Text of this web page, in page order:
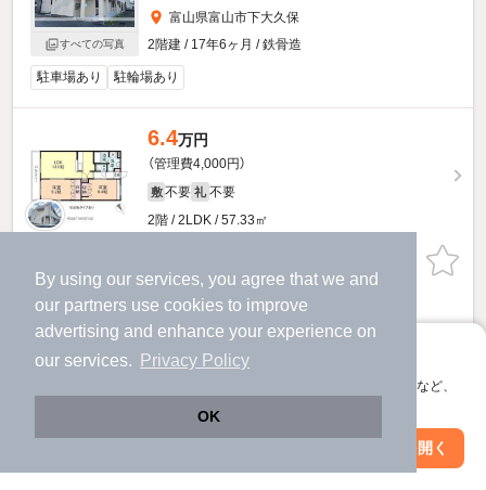
By using our services, you agree that we and
our partners use cookies to improve
advertising and enhance your experience on
our services.
Privacy Policy
OK
アプリに切り替えて、サクサクお部屋探し
会員登録なしですぐ使える。マップ検索やお気に入り保存など、
アプリを開く
すべての写真
富山県富山市下大久保
2階建 / 17年6ヶ月 / 鉄骨造
駐車場あり 駐輪場あり
6.4万円
（管理費4,000円）
敷 不要 礼 不要
2階 / 2LDK / 57.33㎡
提供
GreenWind大久保のすべての部屋を見る
他の人はこんな条件で絞り込んでいます！
絞り込み条件を変更